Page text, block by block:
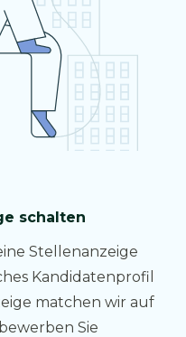
schalten
Stellenanzeige
Kandidatenprofil
matchen wir auf
Sie